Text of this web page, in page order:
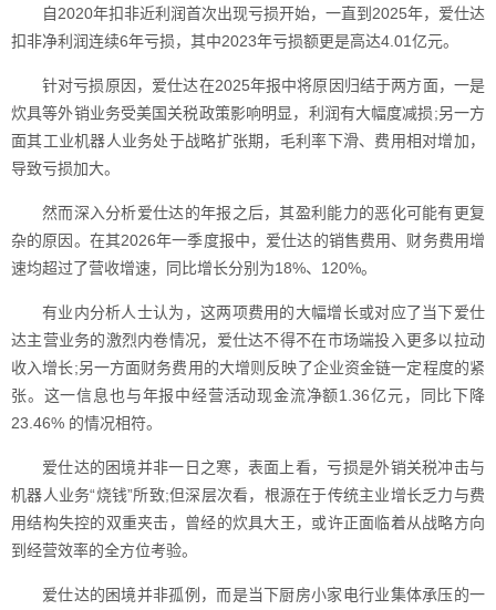
自2020年扣非近利润首次出现亏损开始，一直到2025年，爱仕达
扣非净利润连续6年亏损，其中2023年亏损额更是高达4.01亿元。
针对亏损原因，爱仕达在2025年报中将原因归结于两方面，一是
炊具等外销业务受美国关税政策影响明显，利润有大幅度减损;另一方
面其工业机器人业务处于战略扩张期，毛利率下滑、费用相对增加，
导致亏损加大。
然而深入分析爱仕达的年报之后，其盈利能力的恶化可能有更复
杂的原因。在其2026年一季度报中，爱仕达的销售费用、财务费用增
速均超过了营收增速，同比增长分别为18%、120%。
有业内分析人士认为，这两项费用的大幅增长或对应了当下爱仕
达主营业务的激烈内卷情况，爱仕达不得不在市场端投入更多以拉动
收入增长;另一方面财务费用的大增则反映了企业资金链一定程度的紧
张。这一信息也与年报中经营活动现金流净额1.36亿元，同比下降
23.46% 的情况相符。
爱仕达的困境并非一日之寒，表面上看，亏损是外销关税冲击与
机器人业务“烧钱”所致;但深层次看，根源在于传统主业增长乏力与费
用结构失控的双重夹击，曾经的炊具大王，或许正面临着从战略方向
到经营效率的全方位考验。
爱仕达的困境并非孤例，而是当下厨房小家电行业集体承压的一